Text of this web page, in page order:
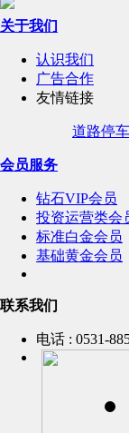
关于我们
认识我们
广告合作
友情链接
道路停
会员服务
钻石VIP会员
投资运营类会
标准白金会员
基础黄金会员
联系我们
电话 : 0531-